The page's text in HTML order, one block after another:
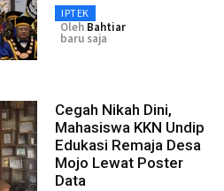
IPTEK
Oleh Bahtiar
baru saja
Cegah Nikah Dini,
Mahasiswa KKN Undip
Edukasi Remaja Desa
Mojo Lewat Poster
Data